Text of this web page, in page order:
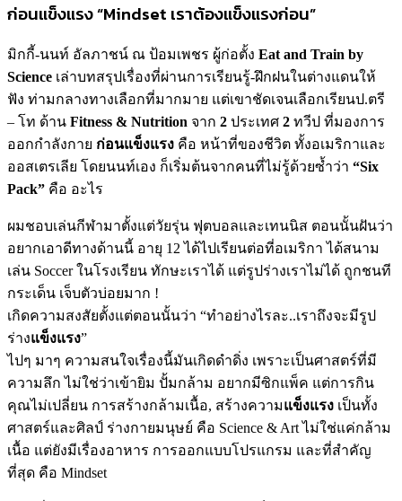
ก่อนแข็งแรง “Mindset เราต้องแข็งแรงก่อน”
มิกกี้-นนท์ อัลภาชน์ ณ ป้อมเพชร ผู้ก่อตั้ง Eat and Train by
Science เล่าบทสรุปเรื่องที่ผ่านการเรียนรู้-ฝึกฝนในต่างแดนให้
ฟัง ท่ามกลางทางเลือกที่มากมาย แต่เขาชัดเจนเลือกเรียนป.ตรี
– โท ด้าน Fitness & Nutrition จาก 2 ประเทศ 2 ทวีป ที่มองการ
ออกกำลังกาย ก่อนแข็งแรง คือ หน้าที่ของชีวิต ทั้งอเมริกาและ
ออสเตรเลีย โดยนนท์เอง ก็เริ่มต้นจากคนที่ไม่รู้ด้วยซ้ำว่า “Six
Pack” คือ อะไร
ผมชอบเล่นกีฬามาตั้งแต่วัยรุ่น ฟุตบอลและเทนนิส ตอนนั้นฝันว่า
อยากเอาดีทางด้านนี้ อายุ 12 ได้ไปเรียนต่อที่อเมริกา ได้สนาม
เล่น Soccer ในโรงเรียน ทักษะเราได้ แต่รูปร่างเราไม่ได้ ถูกชนที
กระเด็น เจ็บตัวบ่อยมาก !
เกิดความสงสัยตั้งแต่ตอนนั้นว่า “ทำอย่างไรละ..เราถึงจะมีรูป
ร่างแข็งแรง”
ไปๆ มาๆ ความสนใจเรื่องนี้มันเกิดดำดิ่ง เพราะเป็นศาสตร์ที่มี
ความลึก ไม่ใช่ว่าเข้ายิม ปั้มกล้าม อยากมีซิกแพ็ค แต่การกิน
คุณไม่เปลี่ยน การสร้างกล้ามเนื้อ, สร้างความแข็งแรง เป็นทั้ง
ศาสตร์และศิลป์ ร่างกายมนุษย์ คือ Science & Art ไม่ใช่แค่กล้าม
เนื้อ แต่ยังมีเรื่องอาหาร การออกแบบโปรแกรม และที่สำคัญ
ที่สุด คือ Mindset